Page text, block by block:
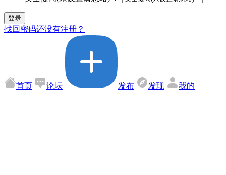
登录
找回密码还没有注册？
首页 论坛 发布 发现 我的